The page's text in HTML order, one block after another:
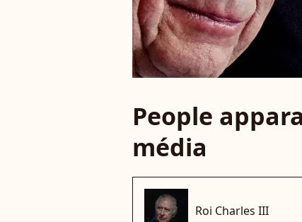
People
média
Roi Charles III